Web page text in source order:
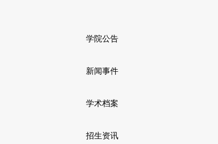
学院公告
新闻事件
学术档案
招生资讯